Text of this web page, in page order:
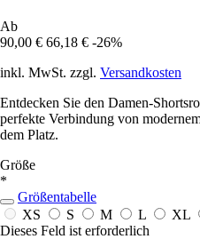
Ab
90,00 € 66,18 € -26%
inkl. MwSt. zzgl. Versandkosten
Entdecken Sie den Damen-
perfekte Verbindung von
dem Platz.
Größe
*
Größentabelle
XS
S M L XL
Dieses Feld ist erforderlich